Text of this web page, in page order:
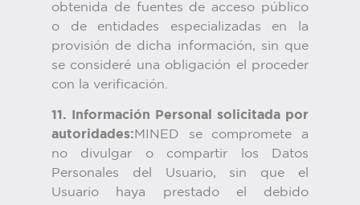
obtenida de fuentes de acceso público
o de entidades especializadas en la
provisión de dicha información, sin que
se consideré una obligación el proceder
con la verificación.
11. Información Personal solicitada por
autoridades: MINED se compromete a
no divulgar o compartir los Datos
Personales del Usuario, sin que el
Usuario haya prestado el debido